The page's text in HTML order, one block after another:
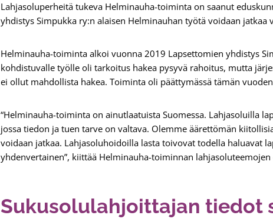
Lahjasoluperheitä tukeva Helminauha-toiminta on saanut
yhdistys Simpukka ry:n alaisen Helminauhan työtä voidaan jatkaa
Helminauha-toiminta alkoi vuonna 2019 Lapsettomien yhdistys
kohdistuvalle työlle oli tarkoitus hakea pysyvä rahoitus, mutta
ei ollut mahdollista hakea. Toiminta oli päättymässä tämän
“Helminauha-toiminta on ainutlaatuista Suomessa. Lahjasoluilla
jossa tiedon ja tuen tarve on valtava. Olemme äärettömän
voidaan jatkaa. Lahjasoluhoidoilla lasta toivovat todella haluavat
yhdenvertainen”, kiittää Helminauha-toiminnan
Sukusolulahjoittajan tiedot